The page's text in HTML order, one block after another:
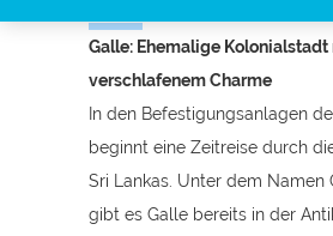
Galle: Ehemalige Kolonialstadt
verschlafenem Charme
In den Befestigungsanlagen
beginnt eine Zeitreise durch
Sri Lankas. Unter dem Namen
gibt es Galle bereits in der